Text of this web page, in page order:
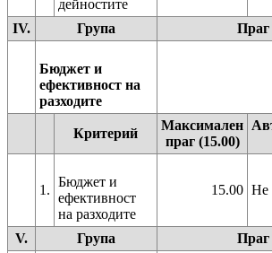
дейностите
IV. Група Праг
Бюджет и
ефективност на
разходите
Критерий
Максимален
праг (15.00)
1.
Бюджет и
ефективност
на разходите
15.00 Не
V. Група
Праг